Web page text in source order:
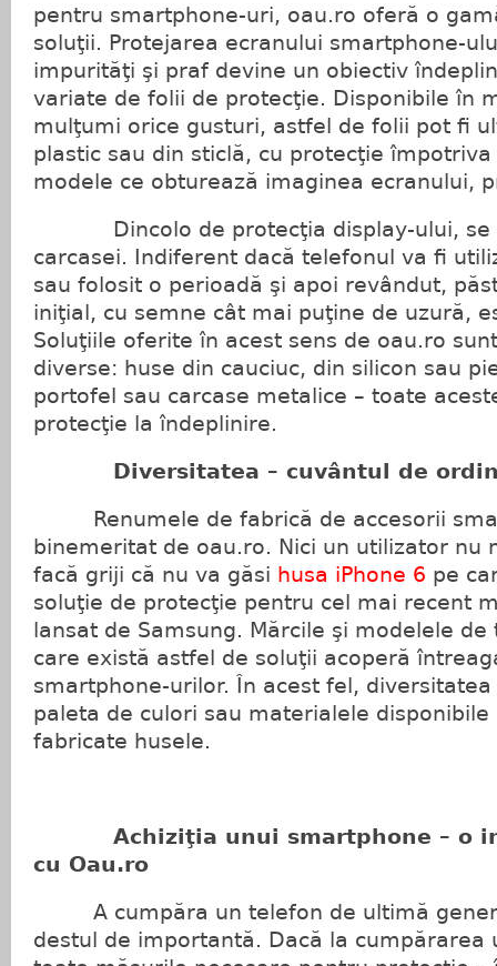
pentru smartphone-uri, oau.ro oferă o
soluţii. Protejarea ecranului smartphone-
impurităţi şi praf devine un obiectiv
variate de folii de protecţie. Disponibile în
mulţumi orice gusturi, astfel de folii pot fi
plastic sau din sticlă, cu protecţie
modele ce obturează imaginea ecranului,
Dincolo de protecţia display-ului, se
carcasei. Indiferent dacă telefonul va fi
sau folosit o perioadă şi apoi revândut,
iniţial, cu semne cât mai puţine de uzură,
Soluţiile oferite în acest sens de oau.ro
diverse: huse din cauciuc, din silicon sau
portofel sau carcase metalice – toate
protecţie la îndeplinire.
Diversitatea – cuvântul de
Renumele de fabrică de accesorii
binemeritat de oau.ro. Nici un utilizator nu
facă griji că nu va găsi husa iPhone 6 pe
soluţie de protecţie pentru cel mai recent
lansat de Samsung. Mărcile şi modelele
care există astfel de soluţii acoperă
smartphone-urilor. În acest fel,
paleta de culori sau materialele disponibile
fabricate husele.
Achiziţia unui smartphone – o
cu Oau.ro
A cumpăra un telefon de ultimă
destul de importantă. Dacă la cumpărarea